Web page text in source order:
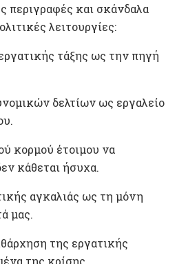
περιγραφές και σκάνδαλα
λειτουργίες:
τάξης ως την πηγή
δελτίων ως εργαλείο
κορµού έτοιµου να
κάθεται ήσυχα.
αγκαλιάς ως τη µόνη
µας.
της εργατικής
της κρίσης.